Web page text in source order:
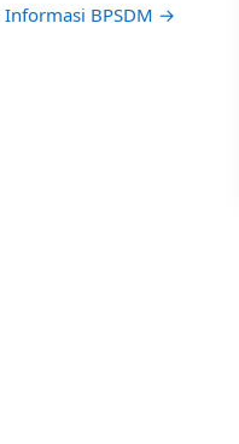
Informasi BPSDM →